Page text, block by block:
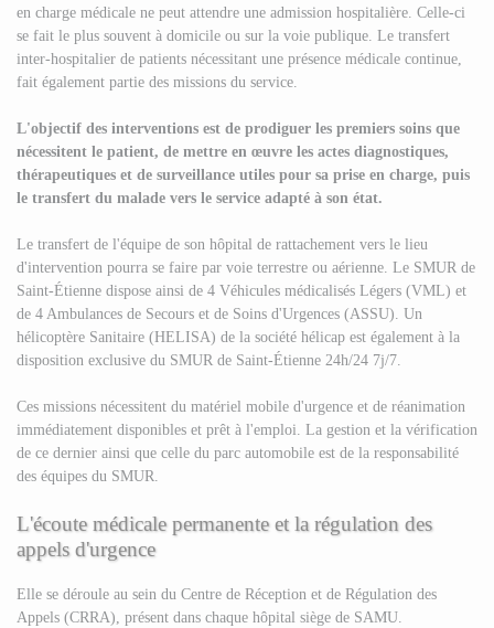
en charge médicale ne peut attendre une admission hospitalière. Celle-ci
se fait le plus souvent à domicile ou sur la voie publique. Le transfert
inter-hospitalier de patients nécessitant une présence médicale continue,
fait également partie des missions du service.
L'objectif des interventions est de prodiguer les premiers soins que
nécessitent le patient, de mettre en œuvre les actes diagnostiques,
thérapeutiques et de surveillance utiles pour sa prise en charge, puis
le transfert du malade vers le service adapté à son état.
Le transfert de l'équipe de son hôpital de rattachement vers le lieu
d'intervention pourra se faire par voie terrestre ou aérienne. Le SMUR de
Saint-Étienne dispose ainsi de 4 Véhicules médicalisés Légers (VML) et
de 4 Ambulances de Secours et de Soins d'Urgences (ASSU). Un
hélicoptère Sanitaire (HELISA) de la société hélicap est également à la
disposition exclusive du SMUR de Saint-Étienne 24h/24 7j/7.
Ces missions nécessitent du matériel mobile d'urgence et de réanimation
immédiatement disponibles et prêt à l'emploi. La gestion et la vérification
de ce dernier ainsi que celle du parc automobile est de la responsabilité
des équipes du SMUR.
L'écoute médicale permanente et la régulation des
appels d'urgence
Elle se déroule au sein du Centre de Réception et de Régulation des
Appels (CRRA), présent dans chaque hôpital siège de SAMU.